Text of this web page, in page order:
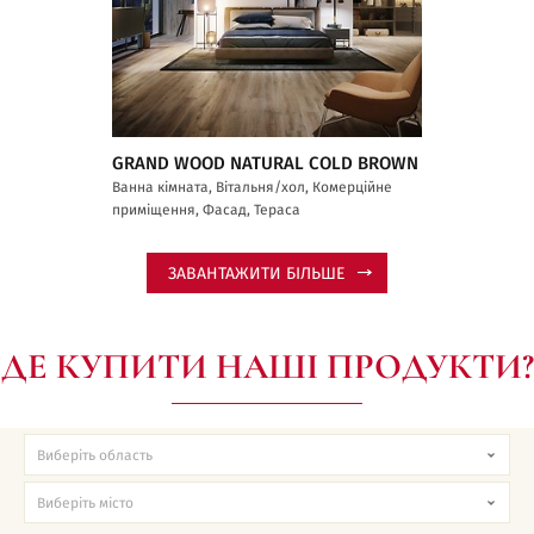
GRAND WOOD NATURAL COLD BROWN
Ванна кімната, Вітальня/хол, Комерційне
приміщення, Фасад, Тераса
ЗАВАНТАЖИТИ БІЛЬШЕ
ДЕ КУПИТИ НАШІ ПРОДУКТИ?